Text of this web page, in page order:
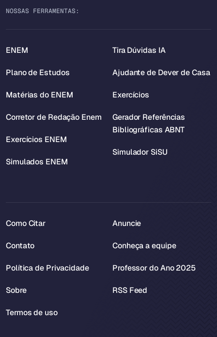
NOSSAS FERRAMENTAS:
ENEM
Plano de Estudos
Matérias do ENEM
Corretor de Redação Enem
Exercícios ENEM
Simulados ENEM
Tira Dúvidas IA
Ajudante de Dever de Casa
Exercícios
Gerador Referências
Bibliográficas ABNT
Simulador SiSU
Como Citar
Contato
Política de Privacidade
Sobre
Termos de uso
Anuncie
Conheça a equipe
Professor do Ano 2025
RSS Feed